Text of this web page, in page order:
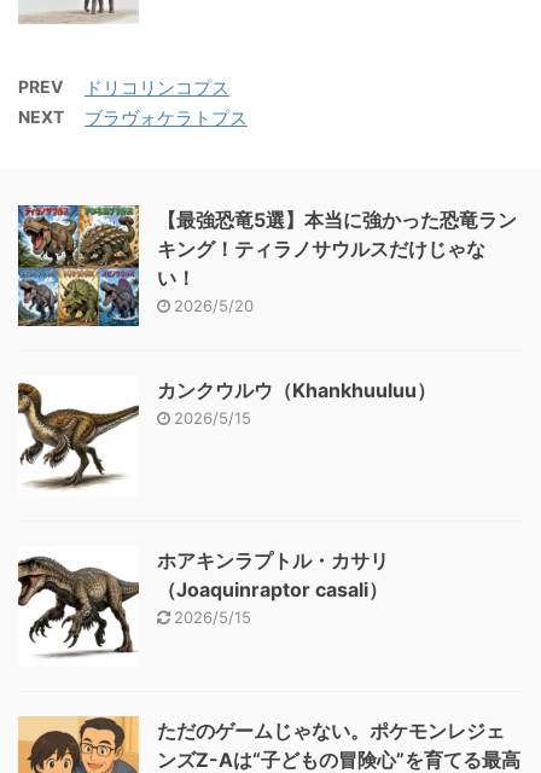
PREV ドリコリンコプス
NEXT ブラヴォケラトプス
【最強恐竜5選】本当に強かった恐竜ラン
キング！ティラノサウルスだけじゃな
い！
2026/5/20
カンクウルウ（Khankhuuluu）
2026/5/15
ホアキンラプトル・カサリ
（Joaquinraptor casali）
2026/5/15
ただのゲームじゃない。ポケモンレジェ
ンズZ-Aは“子どもの冒険心”を育てる最高